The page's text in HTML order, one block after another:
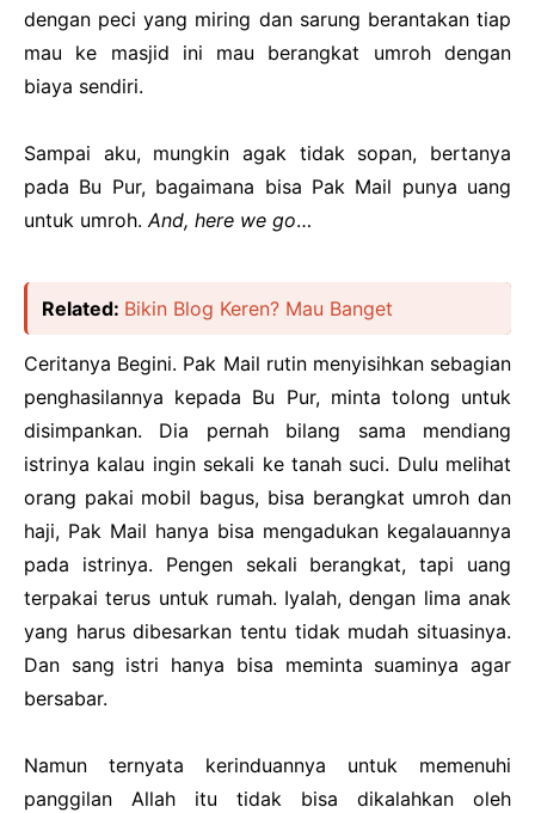
dengan peci yang miring dan sarung berantakan tiap
mau ke masjid ini mau berangkat umroh dengan
biaya sendiri.
Sampai aku, mungkin agak tidak sopan, bertanya
pada Bu Pur, bagaimana bisa Pak Mail punya uang
untuk umroh.And, here we go…
Related: Bikin Blog Keren? Mau Banget
Ceritanya Begini. Pak Mail rutin menyisihkan sebagian
penghasilannya kepada Bu Pur, minta tolong untuk
disimpankan. Dia pernah bilang sama mendiang
istrinya kalau ingin sekali ke tanah suci. Dulu melihat
orang pakai mobil bagus, bisa berangkat umroh dan
haji, Pak Mail hanya bisa mengadukan kegalauannya
pada istrinya. Pengen sekali berangkat, tapi uang
terpakai terus untuk rumah. Iyalah, dengan lima anak
yang harus dibesarkan tentu tidak mudah situasinya.
Dan sang istri hanya bisa meminta suaminya agar
bersabar.
Namun ternyata kerinduannya untuk memenuhi
panggilan Allah itu tidak bisa dikalahkan oleh